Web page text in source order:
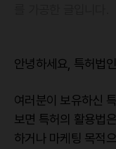
안녕하세요, 특허법
여러분이 보유하신
보면 특허의 활용법
하거나 마케팅 목적